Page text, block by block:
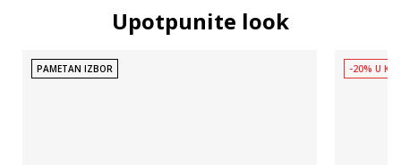
Upotpunite look
PAMETAN IZBOR -20% U